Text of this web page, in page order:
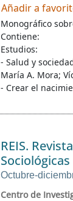
Añadir a
Monográfico
Contiene:
Estudios:
- Salud y
María A. Mora;
- Crear el
REIS.
Octubre-
Centro de